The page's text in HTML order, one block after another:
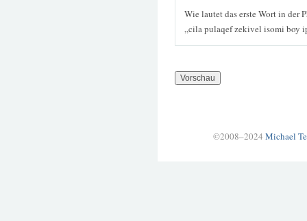
Wie lautet das erste Wort in der
„cila pulaqef zekivel isomi boy
©2008–2024 Michael